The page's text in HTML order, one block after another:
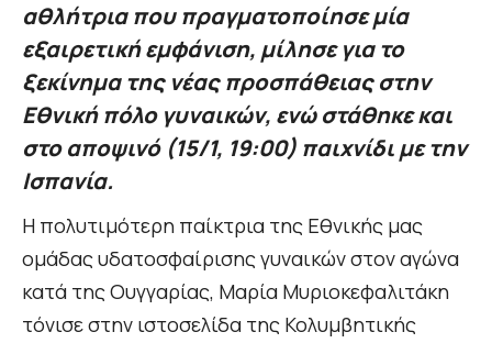
αθλήτρια που πραγματοποίησε μία
εξαιρετική εμφάνιση, μίλησε για το
ξεκίνημα της νέας προσπάθειας στην
Εθνική πόλο γυναικών, ενώ στάθηκε και
στο αποψινό (15/1, 19:00) παιχνίδι με την
Ισπανία.
Η πολυτιμότερη παίκτρια της Εθνικής μας
ομάδας υδατοσφαίρισης γυναικών στον αγώνα
κατά της Ουγγαρίας, Μαρία Μυριοκεφαλιτάκη
τόνισε στην ιστοσελίδα της Κολυμβητικής